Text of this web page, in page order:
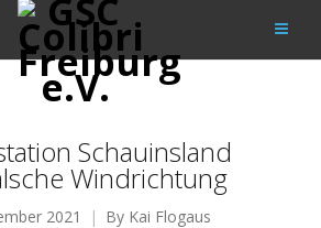
Schauinsland
Windrichtung
2021 By Kai Flogaus